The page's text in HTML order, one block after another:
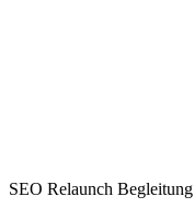
SEO Relaunch Begleitung